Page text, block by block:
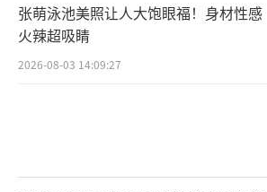
张萌泳池美照让人大饱眼福！身材性感
火辣超吸睛
2026-08-03 14:09:27